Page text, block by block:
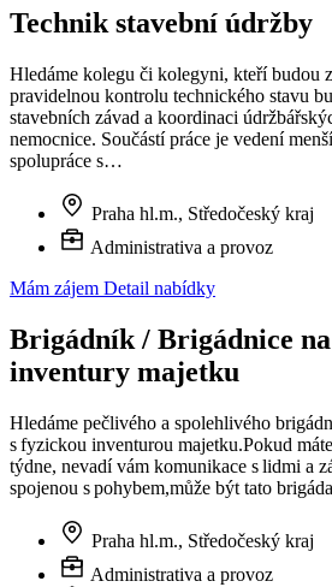
Technik stavební údržby
Hledáme kolegu či kolegyni, kteří budou
pravidelnou kontrolu technického stavu
stavebních závad a koordinaci
nemocnice. Součástí práce je vedení
spolupráce s…
Praha hl.m., Středočeský kraj
Administrativa a provoz
Mám zájem Detail nabídky
Brigádník / Brigádnice
inventury majetku
Hledáme pečlivého a spolehlivého
s fyzickou inventurou majetku.Pokud
týdne, nevadí vám komunikace s lidmi a
spojenou s pohybem,může být tato
Praha hl.m., Středočeský kraj
Administrativa a provoz